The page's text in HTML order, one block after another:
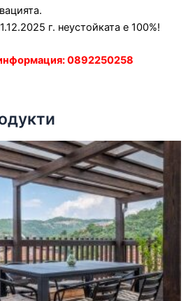
г. неустойката е 100%!
0892250258